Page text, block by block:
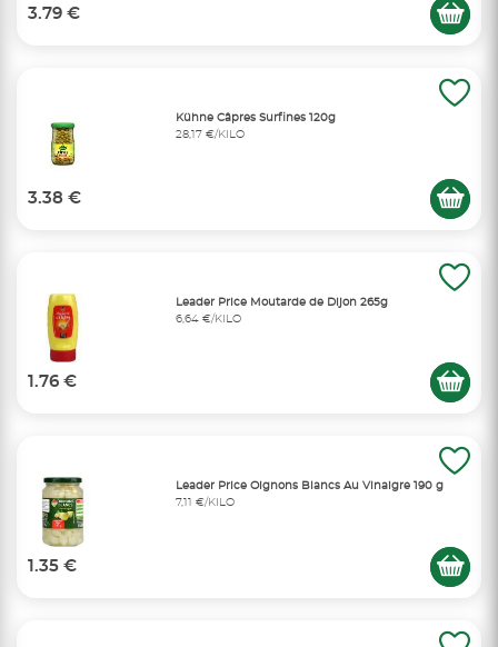
3.79 €
Kühne Câpres Surfines 120g
28,17 €/KILO
3.38 €
Leader Price Moutarde de Dijon 265g
6,64 €/KILO
1.76 €
Leader Price Oignons Blancs Au Vinaigre 190 g
7,11 €/KILO
1.35 €